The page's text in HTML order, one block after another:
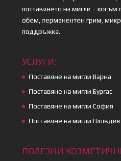
поставянето на мигли – косъм
обем, перманентен грим,
поддръжка.
УСЛУГИ:
Поставяне на мигли Варна
Поставяне на мигли Бургас
Поставяне на мигли София
Поставяне на мигли Пловдив
ПОЛЕЗНИ